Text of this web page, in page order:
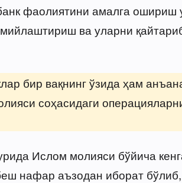
фаолиятини амалга ошириш
ва уларни
бир вақнинг ўзида ҳам
соҳасидаги
Ислом молияси бўйича
нафар аъзодан иборат бўлиб,